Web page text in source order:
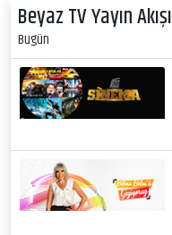
Beyaz TV Yayın Akışı
Bugün